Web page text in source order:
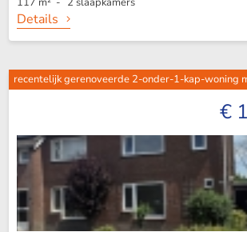
Details
recentelijk gerenoveerde 2-onder-1-kap-woning
€